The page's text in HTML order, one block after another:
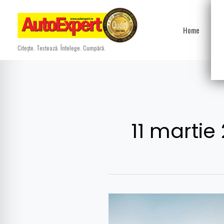
content
Citește. Testează. Întelege. Cumpără.
Home
11 martie